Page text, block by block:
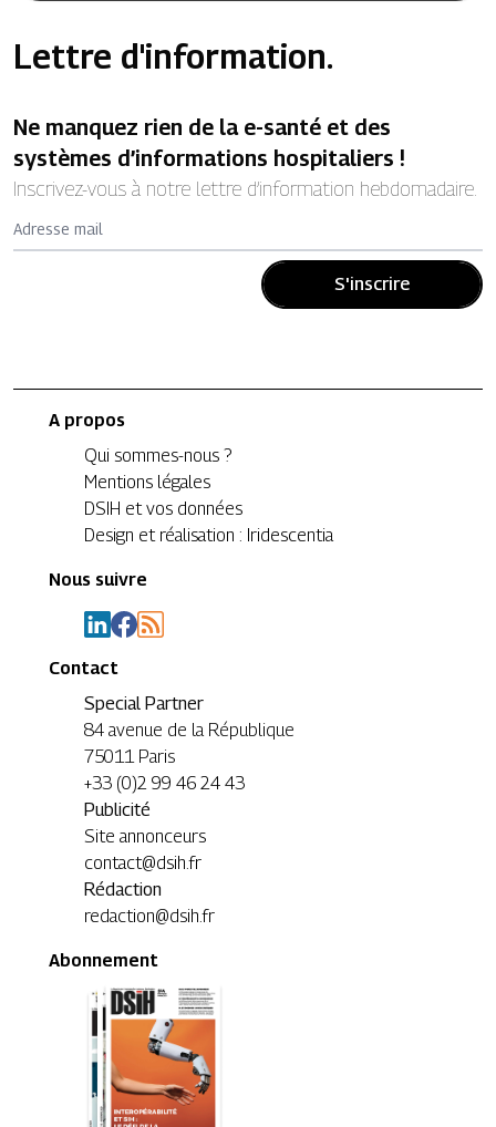
Lettre d'information.
Ne manquez rien de la e-santé et des
systèmes d’informations hospitaliers !
Inscrivez-vous à notre lettre d’information hebdomadaire.
Adresse mail
S'inscrire
A propos
Qui sommes-nous ?
Mentions légales
DSIH et vos données
Design et réalisation : Iridescentia
Nous suivre
Contact
Special Partner
84 avenue de la République
75011 Paris
+33 (0)2 99 46 24 43
Publicité
Site annonceurs
contact@dsih.fr
Rédaction
redaction@dsih.fr
Abonnement